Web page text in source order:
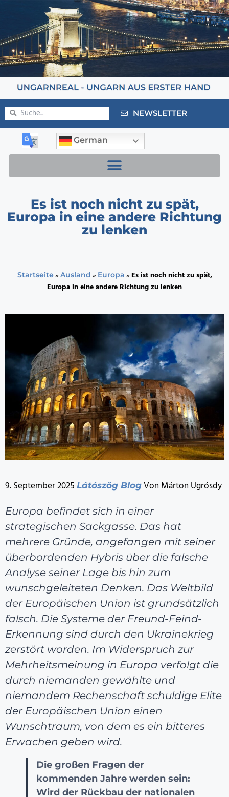
NEWSLETTER
German
Es ist noch nicht zu spät,
Europa in eine andere Richtung
zu lenken
Startseite » Ausland » Europa »Es ist noch nicht zu spät,
Europa in eine andere Richtung zu lenken
9. September 2025 Látószög Blog Von Márton Ugrósdy
Europa befindet sich in einer
strategischen Sackgasse. Das hat
mehrere Gründe, angefangen mit seiner
überbordenden Hybris über die falsche
Analyse seiner Lage bis hin zum
wunschgeleiteten Denken. Das Weltbild
der Europäischen Union ist grundsätzlich
falsch. Die Systeme der Freund-Feind-
Erkennung sind durch den Ukrainekrieg
zerstört worden. Im Widerspruch zur
Mehrheitsmeinung in Europa verfolgt die
durch niemanden gewählte und
niemandem Rechenschaft schuldige Elite
der Europäischen Union einen
Wunschtraum, von dem es ein bitteres
Erwachen geben wird.
Die großen Fragen der
kommenden Jahre werden sein:
Wird der Rückbau der nationalen